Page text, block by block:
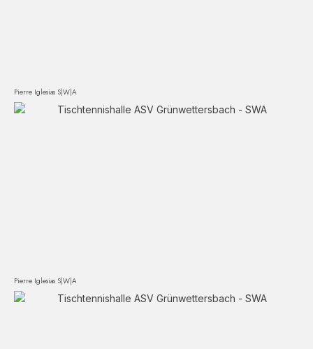
Pierre Iglesias S|W|A
Pierre Iglesias S|W|A